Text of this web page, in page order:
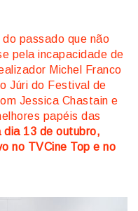
passado que não
pela incapacidade de
Michel Franco
Júri do Festival de
Jessica Chastain e
papéis das
13 de outubro,
no TVCine Top e no